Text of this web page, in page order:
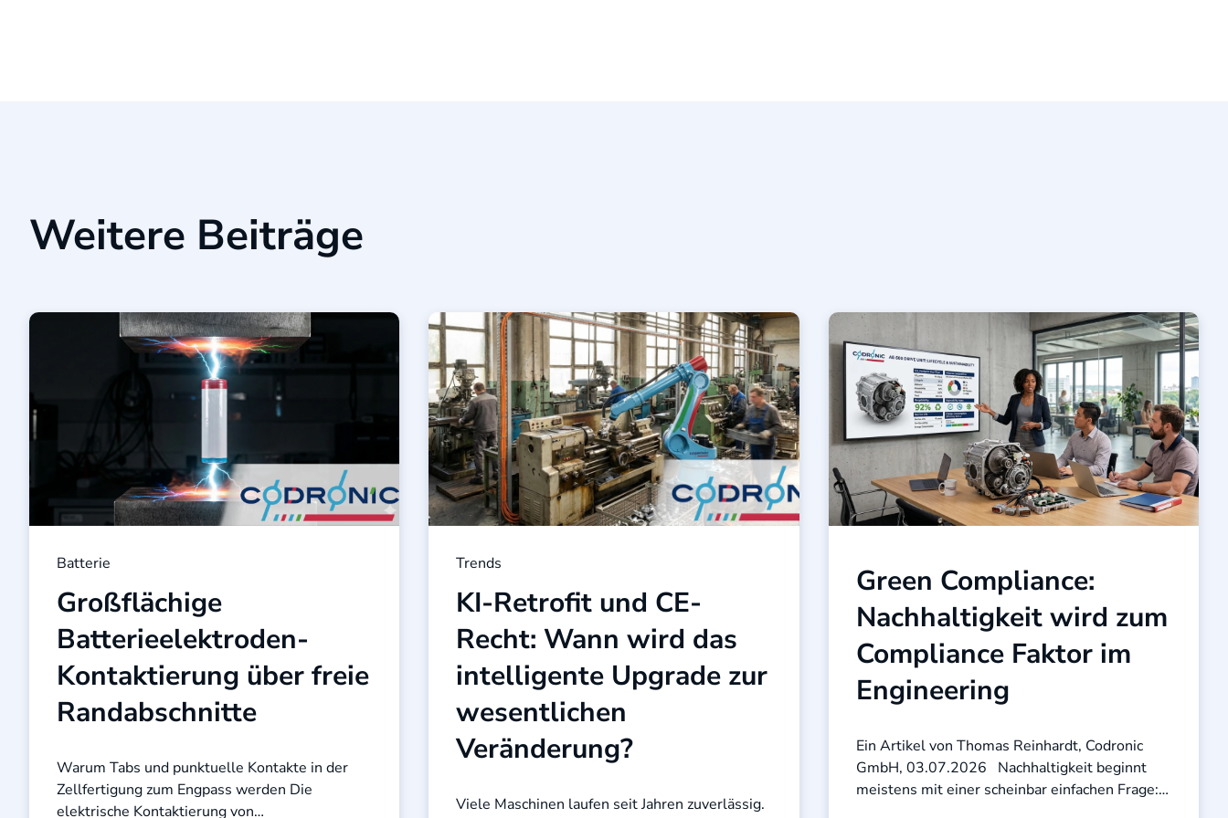
Weitere Beiträge
Batterie
Großflächige
Batterieelektroden-
Kontaktierung über freie
Randabschnitte
Warum Tabs und punktuelle Kontakte in der
Zellfertigung zum Engpass werden Die
elektrische Kontaktierung von
Trends
KI-Retrofit und CE-
Recht: Wann wird das
intelligente Upgrade zur
wesentlichen
Veränderung?
Viele Maschinen laufen seit Jahren zuverlässig.
Green Compliance:
Nachhaltigkeit wird zum
Compliance Faktor im
Engineering
Ein Artikel von Thomas Reinhardt, Codronic
GmbH, 03.07.2026 Nachhaltigkeit beginnt
meistens mit einer scheinbar einfachen Frage: